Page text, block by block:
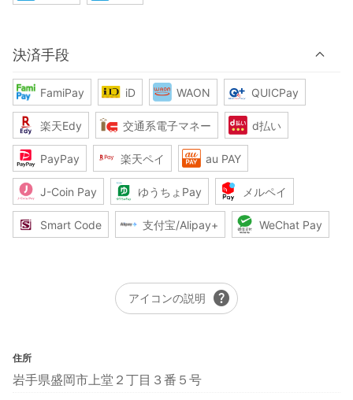
決済手段
FamiPay iD WAON QUICPay
楽天Edy 交通系電子マネー d払い
PayPay 楽天ペイ au PAY
J-Coin Pay ゆうちょPay メルペイ
Smart Code 支付宝/Alipay+ WeChat Pay
アイコンの説明 help
住所
岩手県盛岡市上堂２丁目３番５号